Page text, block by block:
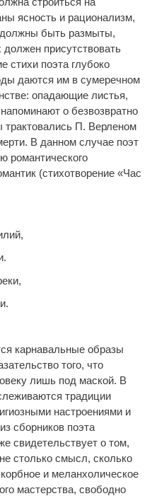
ясность и рационализм,
должны быть размыты,
присутствовать
стихи поэта глубоко
даются им в сумеречном
опадающие листья,
о безвозвратно
П. Верленом
В данном случае поэт
романтического
(стихотворение «Час
карнавальные образы
того, что
лишь под маской. В
традиции
настроениями и
сборников поэта
свидетельствует о том,
столько смысл, сколько
и меланхолическое
мастерства, свободно